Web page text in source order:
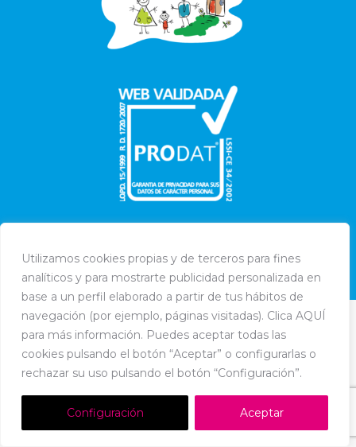
Utilizamos cookies propias y de terceros para fines
analíticos y para mostrarte publicidad personalizada en
base a un perfil elaborado a partir de tus hábitos de
navegación (por ejemplo, páginas visitadas). Clica AQUÍ
para más información. Puedes aceptar todas las
cookies pulsando el botón “Aceptar” o configurarlas o
rechazar su uso pulsando el botón “Configuración”.
Configuración Aceptar
Dream-Theme — trulypremium WordPress themes
Política de Cookies-Política de Privacidad- Aviso Legal